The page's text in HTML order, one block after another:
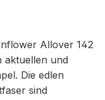
Allover 142
aktuellen und
Die edlen
sind